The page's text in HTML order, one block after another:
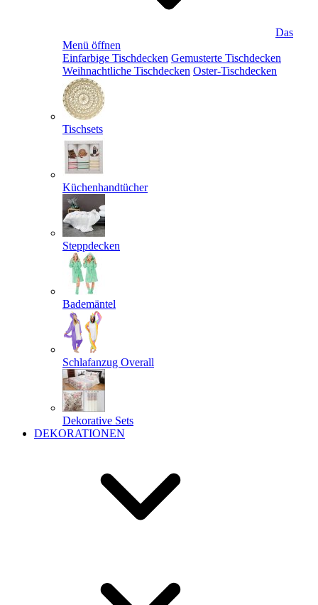
Das
Menü öffnen
Einfarbige Tischdecken Gemusterte Tischdecken
Weihnachtliche Tischdecken Oster-Tischdecken
Tischsets
Küchenhandtücher
Steppdecken
Bademäntel
Schlafanzug Overall
Dekorative Sets
DEKORATIONEN